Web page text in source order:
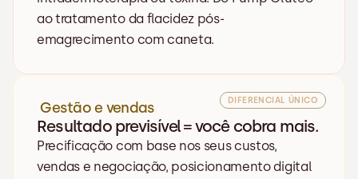
ao tratamento da flacidez pós-
emagrecimento com caneta.
DIFERENCIAL ÚNICO
Gestão e vendas
Resultado previsível = você cobra mais.
Precificação com base nos seus custos,
vendas e negociação, posicionamento digital